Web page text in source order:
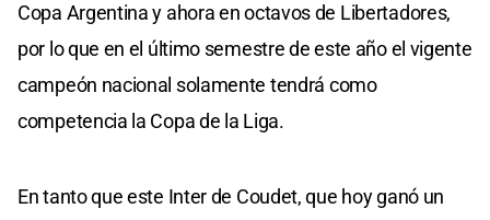
Copa Argentina y ahora en octavos de Libertadores,
por lo que en el último semestre de este año el vigente
campeón nacional solamente tendrá como
competencia la Copa de la Liga.
En tanto que este Inter de Coudet, que hoy ganó un